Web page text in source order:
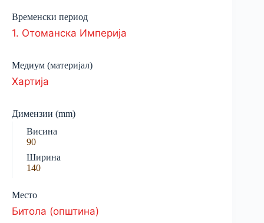
Временски период
1. Отоманска Империја
Медиум (материјал)
Хартија
Димензии (mm)
Висина
90
Ширина
140
Место
Битола (општина)